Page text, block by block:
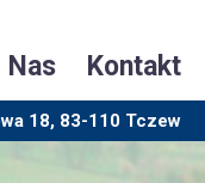
Nas Kontakt
18, 83-110 Tczew